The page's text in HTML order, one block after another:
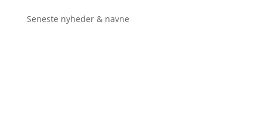
Seneste nyheder & navne